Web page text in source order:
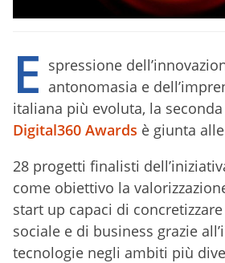
E spressione
antonomasia e
italiana più evoluta, la
Digital360 Awards è giunta
28 progetti finalisti
come obiettivo la
start up capaci di
sociale e di business grazie
tecnologie negli ambiti più